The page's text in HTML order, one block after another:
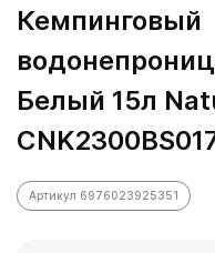
Кемпинговый
Белый 15л
Артикул 6976023925351